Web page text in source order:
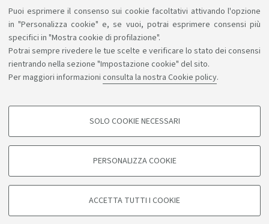
Puoi esprimere il consenso sui cookie facoltativi attivando l'opzione
in "Personalizza cookie" e, se vuoi, potrai esprimere consensi più
specifici in "Mostra cookie di profilazione".
Potrai sempre rivedere le tue scelte e verificare lo stato dei consensi
rientrando nella sezione "Impostazione cookie" del sito.
Per maggiori informazioni consulta la nostra Cookie policy.
COOKIE DI PROFILAZIONE - FACOLTATIVI
degli utenti, creare profili in base al loro comportamento sul sito, per analisi
di marketing.
Google/Youtube Video
SOLO COOKIE NECESSARI
PERSONALIZZA COOKIE
ACCETTA TUTTI I COOKIE
Sosteniamo il diritto alla conoscenza
Seguici su:
CF: 80007010376
Note legali Informazioni sul sito e accessibilità
Impostazioni cookie